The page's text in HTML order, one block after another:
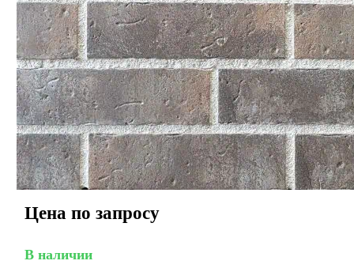
Цена по запросу
В наличии